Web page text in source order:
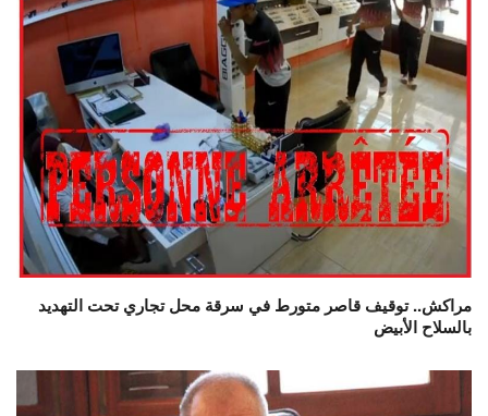
مراكش.. توقيف قاصر متورط في سرقة محل تجاري تحت التهديد
بالسلاح الأبيض